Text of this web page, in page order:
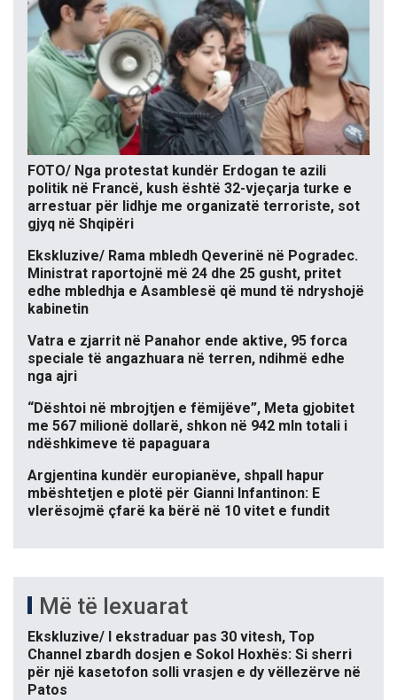
FOTO/ Nga protestat kundër Erdogan te azili
politik në Francë, kush është 32-vjeçarja turke e
arrestuar për lidhje me organizatë terroriste, sot
gjyq në Shqipëri
Ekskluzive/ Rama mbledh Qeverinë në Pogradec.
Ministrat raportojnë më 24 dhe 25 gusht, pritet
edhe mbledhja e Asamblesë që mund të ndryshojë
kabinetin
Vatra e zjarrit në Panahor ende aktive, 95 forca
speciale të angazhuara në terren, ndihmë edhe
nga ajri
“Dështoi në mbrojtjen e fëmijëve”, Meta gjobitet
me 567 milionë dollarë, shkon në 942 mln totali i
ndëshkimeve të papaguara
Argjentina kundër europianëve, shpall hapur
mbështetjen e plotë për Gianni Infantinon: E
vlerësojmë çfarë ka bërë në 10 vitet e fundit
Më të lexuarat
Ekskluzive/ I ekstraduar pas 30 vitesh, Top
Channel zbardh dosjen e Sokol Hoxhës: Si sherri
për një kasetofon solli vrasjen e dy vëllezërve në
Patos